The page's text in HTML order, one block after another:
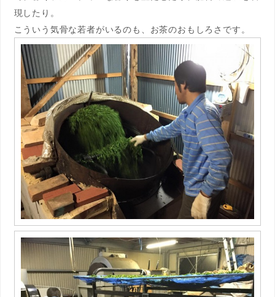
現したり。
こういう気骨な若者がいるのも、お茶のおもしろさです。